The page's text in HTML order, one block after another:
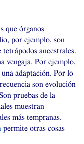
que órganos
por ejemplo, son
tetrápodos ancestrales.
vengaja. Por ejemplo,
una adaptación. Por lo
son evolución
pruebas de la
muestran
más tempranas.
permite otras cosas